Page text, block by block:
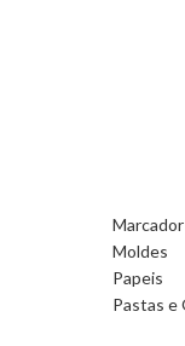
Moldes
Papeis
Pastas e